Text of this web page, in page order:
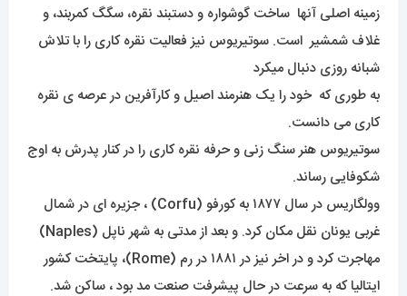
زمینه اصلی آنها ساخت گوشواره و دستبند نقره، سگگ کمربند، و
غلاف شمشیر است. سوتیریوس نیز فعالیت نقره کاری را با تلاش
شبانه روزی دنبال میکرد
به طوری که خود را یک هنرمند اصیل و کارآفرین در عرصه ی نقره
کاری می دانست.
سوتیریوس هنر سنگ زنی و حرفه نقره کاری را در کنار پدرش به اوج
شکوفایی رساند.
وولگاریس در سال ۱۸۷۷ به کورفو (Corfu) ، جزیره ای در شمال
غربی یونان نقل مکان کرد. و بعد از مدتی به شهر ناپل (Naples)
مهاجرت کرد و در اخر نیز در ۱۸۸۱ در رم (Rome)، پایتخت کشور
ایتالیا که به سرعت در حال پیشرفت صنعت مد بود ، ساکن شد.